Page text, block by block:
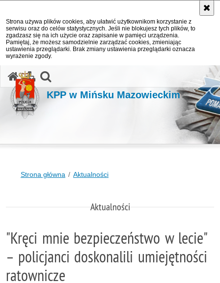
Strona używa plików cookies, aby ułatwić użytkownikom korzystanie z
serwisu oraz do celów statystycznych. Jeśli nie blokujesz tych plików, to
zgadzasz się na ich użycie oraz zapisanie w pamięci urządzenia.
Pamiętaj, że możesz samodzielnie zarządzać cookies, zmieniając
ustawienia przeglądarki. Brak zmiany ustawienia przeglądarki oznacza
wyrażenie zgody.
KPP w Mińsku Mazowieckim
Strona główna Aktualności
Aktualności
"Kręci mnie bezpieczeństwo w lecie"
– policjanci doskonalili umiejętności
ratownicze